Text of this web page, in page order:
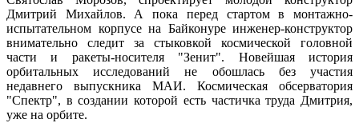
Дмитрий Михайлов. А пока перед стартом в монтажно-
испытательном корпусе на Байконуре инженер-конструктор
внимательно следит за стыковкой космической головной
части и ракеты-носителя "Зенит". Новейшая история
орбитальных исследований не обошлась без участия
недавнего выпускника МАИ. Космическая обсерватория
"Спектр", в создании которой есть частичка труда Дмитрия,
уже на орбите.